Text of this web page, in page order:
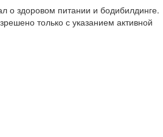
о здоровом питании и бодибилдинге.
только с указанием активной